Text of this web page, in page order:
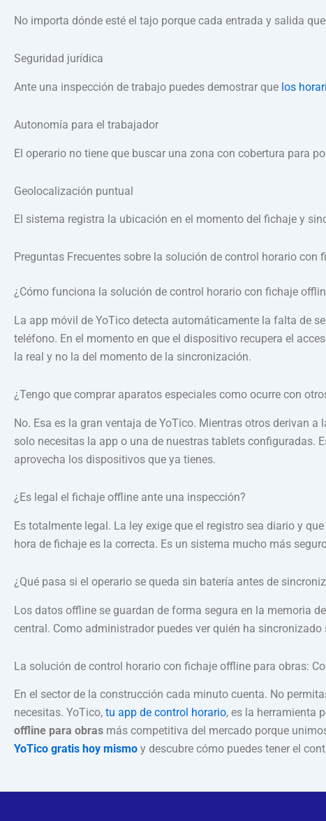
No importa dónde esté el tajo porque cada entrada y salida
Seguridad jurídica
Ante una inspección de trabajo puedes demostrar que los
Autonomía para el trabajador
El operario no tiene que buscar una zona con cobertura para
Geolocalización puntual
El sistema registra la ubicación en el momento del fichaje y
Preguntas Frecuentes sobre la solución de control horario con
¿Cómo funciona la solución de control horario con fichaje
La app móvil de YoTico detecta automáticamente la falta de
teléfono. En el momento en que el dispositivo recupera el
la real y no la del momento de la sincronización.
¿Tengo que comprar aparatos especiales como ocurre con
No. Esa es la gran ventaja de YoTico. Mientras otros derivan
solo necesitas la app o una de nuestras tablets configuradas.
aprovecha los dispositivos que ya tienes.
¿Es legal el fichaje offline ante una inspección?
Es totalmente legal. La ley exige que el registro sea diario y
hora de fichaje es la correcta. Es un sistema mucho más
¿Qué pasa si el operario se queda sin batería antes de
Los datos offline se guardan de forma segura en la memoria
central. Como administrador puedes ver quién ha
La solución de control horario con fichaje offline para obras:
En el sector de la construcción cada minuto cuenta. No
necesitas. YoTico, tu app de control horario, es la herramienta
offline para obras más competitiva del mercado porque
YoTico gratis hoy mismo y descubre cómo puedes tener el